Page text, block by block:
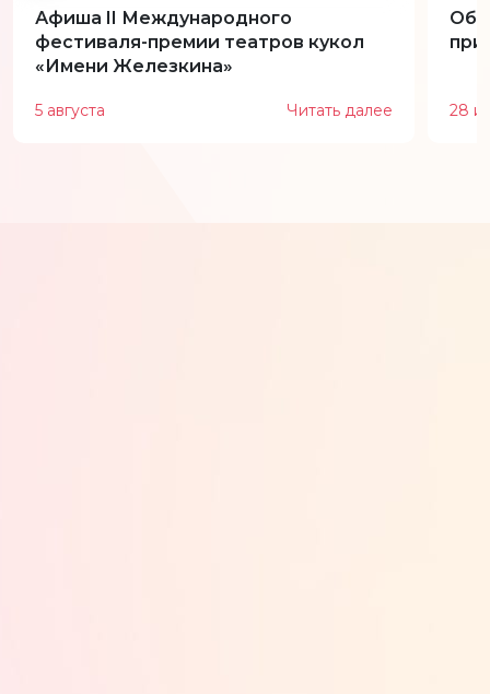
Афиша II Международного
фестиваля-премии театров кукол
«Имени Железкина»
5 августа Читать далее 28